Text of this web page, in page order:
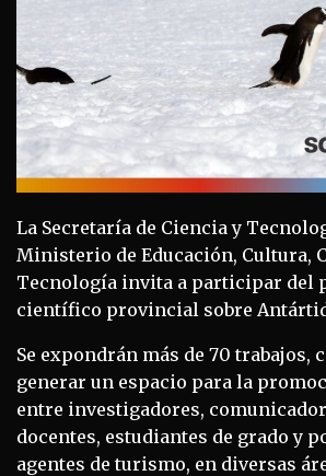
La Secretaría de Ciencia y
Ministerio de Educación, Cultura,
Tecnología invita a participar del
científico provincial sobre
Se expondrán más de 70 trabajos,
generar un espacio para la
entre investigadores,
docentes, estudiantes de grado y
agentes de turismo, en diversas